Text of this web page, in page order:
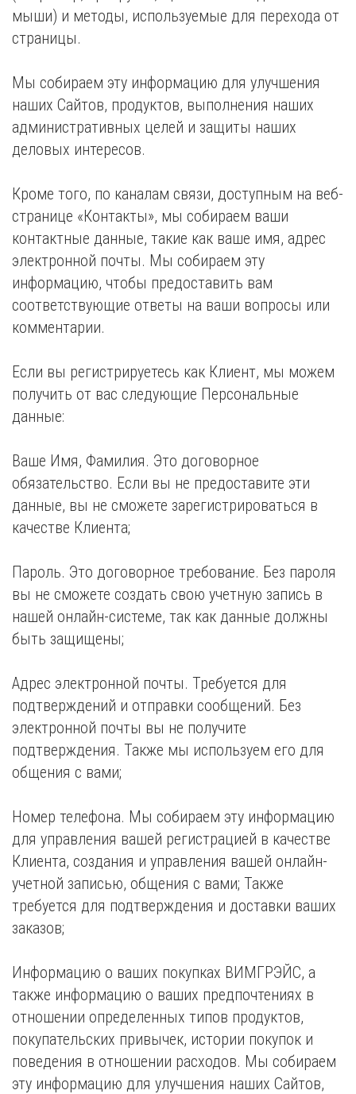
мыши) и методы, используемые для перехода от
страницы.
Мы собираем эту информацию для улучшения
наших Сайтов, продуктов, выполнения наших
административных целей и защиты наших
деловых интересов.
Кроме того, по каналам связи, доступным на веб-
странице «Контакты», мы собираем ваши
контактные данные, такие как ваше имя, адрес
электронной почты. Мы собираем эту
информацию, чтобы предоставить вам
соответствующие ответы на ваши вопросы или
комментарии.
Если вы регистрируетесь как Клиент, мы можем
получить от вас следующие Персональные
данные:
Ваше Имя, Фамилия. Это договорное
обязательство. Если вы не предоставите эти
данные, вы не сможете зарегистрироваться в
качестве Клиента;
Пароль. Это договорное требование. Без пароля
вы не сможете создать свою учетную запись в
нашей онлайн-системе, так как данные должны
быть защищены;
Адрес электронной почты. Требуется для
подтверждений и отправки сообщений. Без
электронной почты вы не получите
подтверждения. Также мы используем его для
общения с вами;
Номер телефона. Мы собираем эту информацию
для управления вашей регистрацией в качестве
Клиента, создания и управления вашей онлайн-
учетной записью, общения с вами; Также
требуется для подтверждения и доставки ваших
заказов;
Информацию о ваших покупках ВИМГРЭЙС, а
также информацию о ваших предпочтениях в
отношении определенных типов продуктов,
покупательских привычек, истории покупок и
поведения в отношении расходов. Мы собираем
эту информацию для улучшения наших Сайтов,